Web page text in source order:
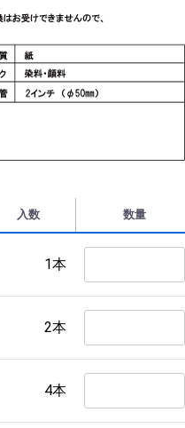
入数 数量
1本
2本
4本